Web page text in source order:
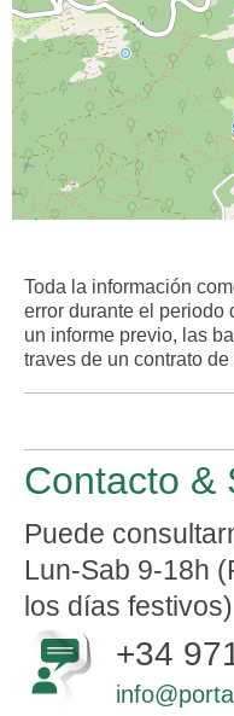
Toda la información
error durante el periodo
un informe previo, las
traves de un contrato
Contacto &
Puede
Lun-Sab 9-18h
los días festivos)
+34